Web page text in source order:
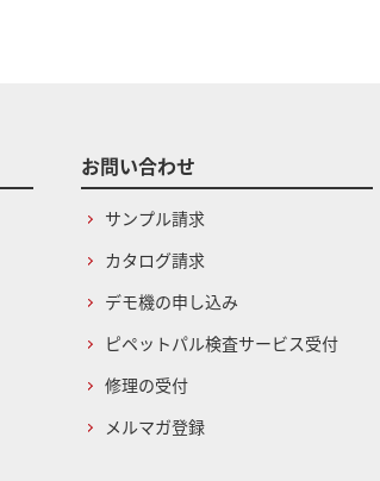
お問い合わせ
サンプル請求
カタログ請求
デモ機の申し込み
ピペットパル検査サービス受付
修理の受付
メルマガ登録